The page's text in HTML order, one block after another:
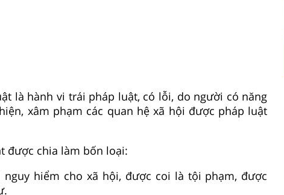
là hành vi trái pháp luật, có lỗi, do người có năng
xâm phạm các quan hệ xã hội được pháp luật
được chia làm bốn loại:
hiểm cho xã hội, được coi là tội phạm, được